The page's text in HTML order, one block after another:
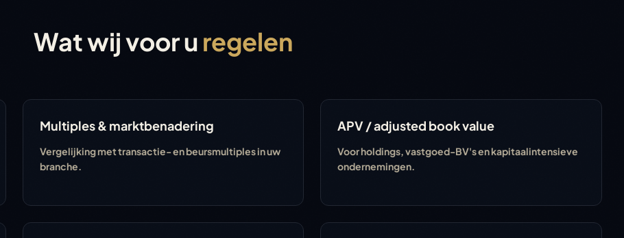
Wat wij voor u regelen
Multiples & marktbenadering
Vergelijking met transactie- en beursmultiples in uw
branche.
APV / adjusted book value
Voor holdings, vastgoed-BV's en kapitaalintensieve
ondernemingen.